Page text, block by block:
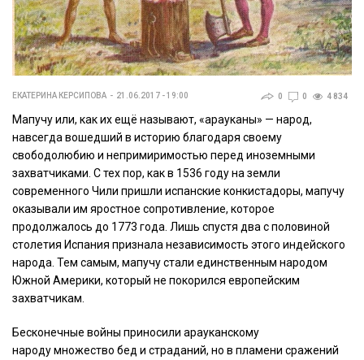
ЕКАТЕРИНА КЕРСИПОВА 21.06.2017 - 19:00 0 0 4 834
Мапучу или, как их ещё называют, «арауканы» — народ,
навсегда вошедший в историю благодаря своему
свободолюбию и непримиримостью перед иноземными
захватчиками. С тех пор, как в 1536 году на земли
современного Чили пришли испанские конкистадоры, мапучу
оказывали им яростное сопротивление, которое
продолжалось до 1773 года. Лишь спустя два с половиной
столетия Испания признала независимость этого индейского
народа. Тем самым, мапучу стали единственным народом
Южной Америки, который не покорился европейским
захватчикам.
Бесконечные войны приносили арауканскому
народу множество бед и страданий, но в пламени сражений